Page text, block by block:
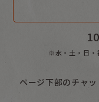
※水・土・日・
ページ下部のチャ